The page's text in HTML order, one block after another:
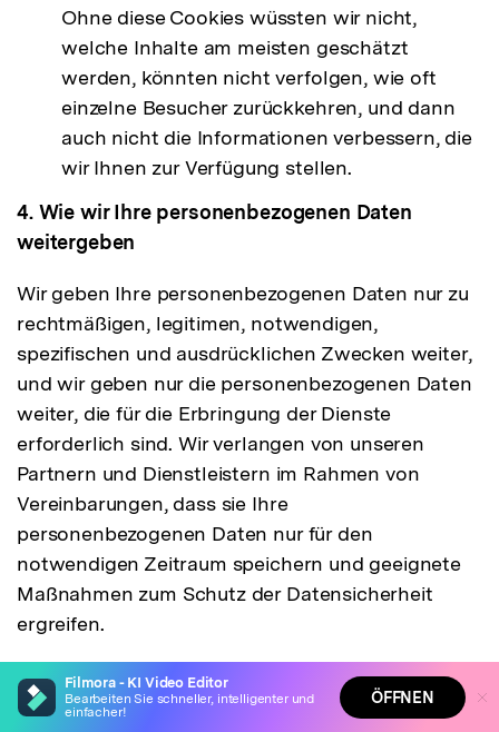
Ohne diese Cookies wüssten wir nicht,
welche Inhalte am meisten geschätzt
werden, könnten nicht verfolgen, wie oft
einzelne Besucher zurückkehren, und dann
auch nicht die Informationen verbessern, die
wir Ihnen zur Verfügung stellen.
4. Wie wir Ihre personenbezogenen Daten
weitergeben
Wir geben Ihre personenbezogenen Daten nur zu
rechtmäßigen, legitimen, notwendigen,
spezifischen und ausdrücklichen Zwecken weiter,
und wir geben nur die personenbezogenen Daten
weiter, die für die Erbringung der Dienste
erforderlich sind. Wir verlangen von unseren
Partnern und Dienstleistern im Rahmen von
Vereinbarungen, dass sie Ihre
personenbezogenen Daten nur für den
notwendigen Zeitraum speichern und geeignete
Maßnahmen zum Schutz der Datensicherheit
ergreifen.
4.1. Verbundene Unternehmen und
Geschäftspartner
Filmora - KI Video Editor
Bearbeiten Sie schneller, intelligenter und
einfacher!
ÖFFNEN